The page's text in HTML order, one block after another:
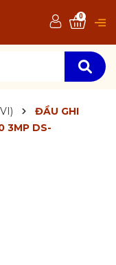
0
ĐẦU GHI
3MP DS-